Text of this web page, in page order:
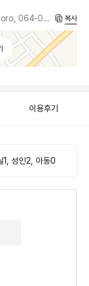
0808, JP 복사
이용후기
1, 성인2, 아동0